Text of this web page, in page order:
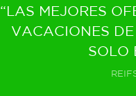
“LAS MEJORES
VACACIONES
SOLO